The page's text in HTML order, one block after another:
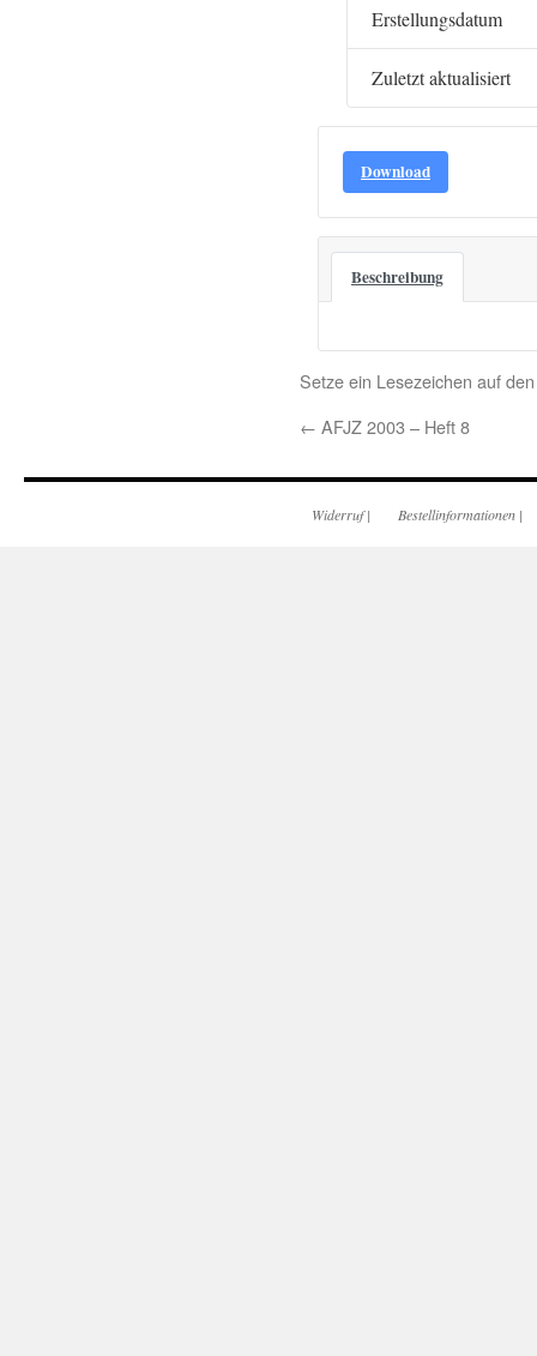
Erstellungsdatum
Zuletzt aktualisiert
Download
Beschreibung
Setze ein Lesezeichen auf
← AFJZ 2003 – Heft 8
Widerruf| Bestellinformationen |